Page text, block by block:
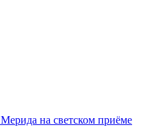
Мерида на светском приёме